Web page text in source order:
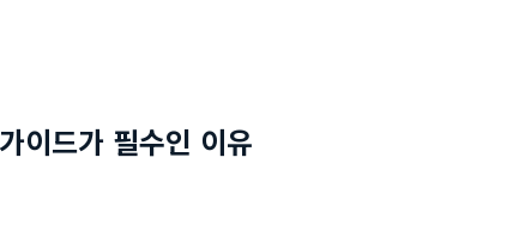
이드가 필수인 이유